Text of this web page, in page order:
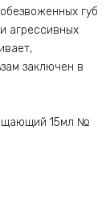
губ
агрессивных
заключен в
15мл №